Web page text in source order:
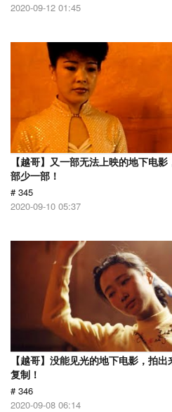
2020-09-12 01:45
【越哥】又一部无法上映的地下电
部少一部！
# 345
2020-09-10 05:37
【越哥】没能见光的地下电影，拍
复制！
# 346
2020-09-08 06:14